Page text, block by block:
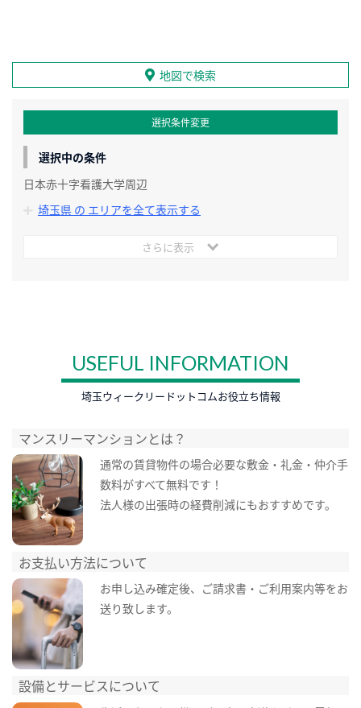
地図で検索
選択条件変更
選択中の条件
日本赤十字看護大学周辺
埼玉県 の エリアを全て表示する
さらに表示
USEFUL INFORMATION
埼玉ウィークリードットコムお役立ち情報
マンスリーマンションとは？
通常の賃貸物件の場合必要な敷金・礼金・仲介手
数料がすべて無料です！
法人様の出張時の経費削減にもおすすめです。
お支払い方法について
お申し込み確定後、ご請求書・ご利用案内等をお
送り致します。
設備とサービスについて